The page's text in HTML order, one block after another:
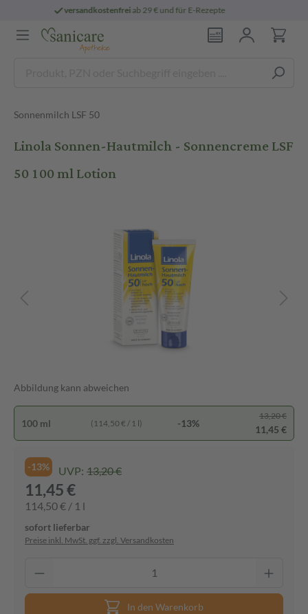
ab 29 € und für E-Rezepte
Sonnenmilch LSF 50
Linola Sonnen-Hautmilch - Sonnencreme LSF
50 100 ml Lotion
Abbildung kann abweichen
100 ml (114,50 € / 1 l) -13%
13,20 €
11,45 €
-13% UVP: 13,20 €
11,45 €
114,50 € / 1 l
sofort lieferbar
Preise inkl. MwSt. ggf. zzgl. Versandkosten
In den Warenkorb